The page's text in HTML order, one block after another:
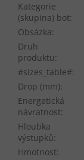
Kategorie
(skupina) bot:
Obsázka:
Druh
produktu:
#sizes_table#:
Drop (mm):
Energetická
návratnost:
Hloubka
výstupků:
Hmotnost: